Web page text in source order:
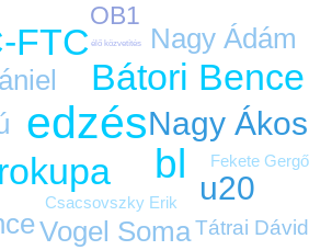
edzés
bl
Bátori Bence
FTC
Nagy Ákos
u20
Nagy Ádám
Vogel Soma
OB1
Tátrai Dávid
Csacsovszky Erik
Fekete Gergő
élő közvetítés